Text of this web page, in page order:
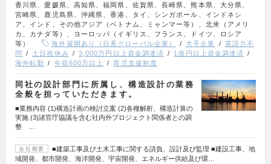
香川県、愛媛県、高知県、福岡県、佐賀県、長崎県、熊本県、大分県、
宮崎県、鹿児島県、沖縄県、香港、タイ、シンガポール、インドネシ
ア、インド、その他アジア（ベトナム、ミャンマー等）、北米（アメリ
カ、カナダ等）、ヨーロッパ（イギリス、フランス、ドイツ、ロシア
等）
海外展開あり（日系グローバル企業） 大手企業
英語力不
問
土日祝休み 3,000万円以上資金調達済
1億円以上資金調達済
海外転勤
年収600万以上 育児支援制度
同社の設計部門に所属し、構造設計の業務
全般を担っていただきます。
■業務内容 (1)構造計画の検討立案 (2)各種解析、構造計算の
実施 (3)諸官庁協議を含む社内外プロジェクト関係者との調
整 …
会社概要
■建築工事及び土木工事に関する請負、設計及び監理 ■建設工事、地
域開発、都市開発、海洋開発、宇宙開発、エネルギー供給及び環…